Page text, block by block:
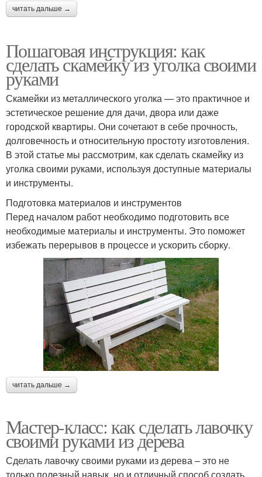
читать дальше →
Пошаговая инструкция: как
сделать скамейку из уголка своими
руками
Скамейки из металлического уголка — это практичное и
эстетическое решение для дачи, двора или даже
городской квартиры. Они сочетают в себе прочность,
долговечность и относительную простоту изготовления.
В этой статье мы рассмотрим, как сделать скамейку из
уголка своими руками, используя доступные материалы
и инструменты.
Подготовка материалов и инструментов
Перед началом работ необходимо подготовить все
необходимые материалы и инструменты. Это поможет
избежать перерывов в процессе и ускорить сборку.
читать дальше →
Мастер-класс: как сделать лавочку
своими руками из дерева
Сделать лавочку своими руками из дерева – это не